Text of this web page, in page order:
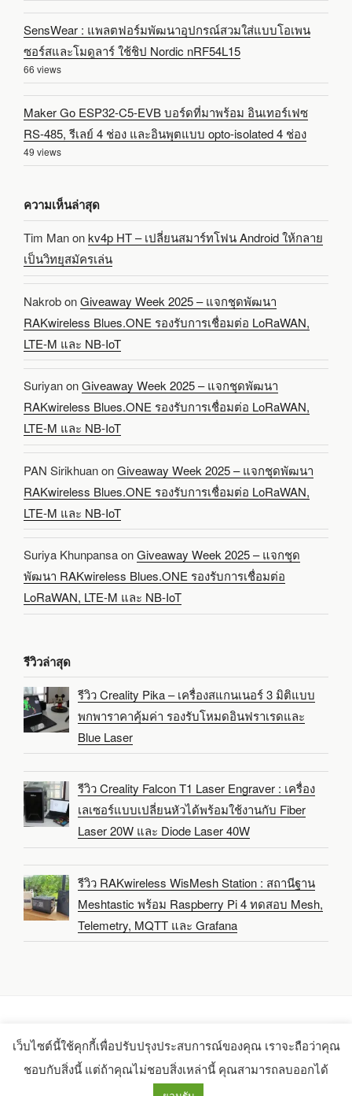
SensWear : แพลตฟอร์มพัฒนาอุปกรณ์สวมใส่แบบโอเพน
ซอร์สและโมดูลาร์ ใช้ชิป Nordic nRF54L15
66 views
Maker Go ESP32-C5-EVB บอร์ดที่มาพร้อม อินเทอร์เฟซ
RS-485, รีเลย์ 4 ช่อง และอินพุตแบบ opto-isolated 4 ช่อง
49 views
ความเห็นล่าสุด
Tim Manonkv4p HT – เปลี่ยนสมาร์ทโฟน Android ให้กลาย
เป็นวิทยุสมัครเล่น
NakrobonGiveaway Week 2025 – แจกชุดพัฒนา
RAKwireless Blues.ONE รองรับการเชื่อมต่อ LoRaWAN,
LTE-M และ NB-IoT
SuriyanonGiveaway Week 2025 – แจกชุดพัฒนา
RAKwireless Blues.ONE รองรับการเชื่อมต่อ LoRaWAN,
LTE-M และ NB-IoT
PAN SirikhuanonGiveaway Week 2025 – แจกชุดพัฒนา
RAKwireless Blues.ONE รองรับการเชื่อมต่อ LoRaWAN,
LTE-M และ NB-IoT
Suriya KhunpansaonGiveaway Week 2025 – แจกชุด
พัฒนา RAKwireless Blues.ONE รองรับการเชื่อมต่อ
LoRaWAN, LTE-M และ NB-IoT
รีวิวล่าสุด
รีวิว Creality Pika – เครื่องสแกนเนอร์ 3 มิติแบบ
พกพาราคาคุ้มค่า รองรับโหมดอินฟราเรดและ
Blue Laser
รีวิว Creality Falcon T1 Laser Engraver : เครื่อง
เลเซอร์แบบเปลี่ยนหัวได้พร้อมใช้งานกับ Fiber
Laser 20W และ Diode Laser 40W
รีวิว RAKwireless WisMesh Station : สถานีฐาน
Meshtastic พร้อม Raspberry Pi 4 ทดสอบ Mesh,
Telemetry, MQTT และ Grafana
Copyright 2021-2025 -CNX Software Limited
เว็บไซต์นี้ใช้คุกกี้เพื่อปรับปรุงประสบการณ์ของคุณ เราจะถือว่าคุณ
ชอบกับสิ่งนี้ แต่ถ้าคุณไม่ชอบสิ่งเหล่านี้ คุณสามารถลบออกได้